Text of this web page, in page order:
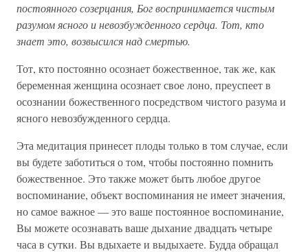
постоянного созерцания, Бог воспринимается чистым
разумом ясного и невозбужденного сердца. Тот, кто
знает это, возвысился над смертью.
Тот, кто постоянно осознает божественное, так же, как
беременная женщина осознает свое лоно, преуспеет в
осознании божественного посредством чистого разума и
ясного невозбужденного сердца.
Эта медитация принесет плоды только в том случае, если
вы будете заботиться о том, чтобы постоянно помнить
божественное. Это также может быть любое другое
воспоминание, объект воспоминания не имеет значения,
но самое важное — это ваше постоянное воспоминание,
Вы можете осознавать ваше дыхание двадцать четыре
часа в сутки. Вы вдыхаете и выдыхаете. Будда обращал